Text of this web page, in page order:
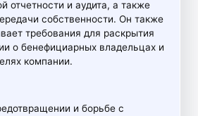
отчетности и аудита, а также
собственности. Он также
требования для раскрытия
о бенефициарных владельцах и
компании.
и борьбе с